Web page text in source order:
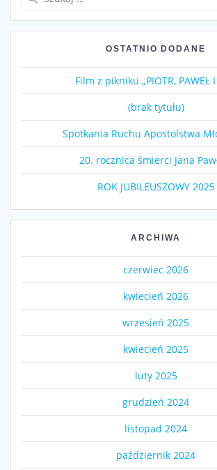
OSTATNIO DODANE
Film z pikniku „PIOTR, PAWEŁ I
(brak tytułu)
Spotkania Ruchu Apostolstwa
20. rocznica śmierci Jana
ROK JUBILEUSZOWY 2025
ARCHIWA
czerwiec 2026
kwiecień 2026
wrzesień 2025
kwiecień 2025
luty 2025
grudzień 2024
listopad 2024
październik 2024